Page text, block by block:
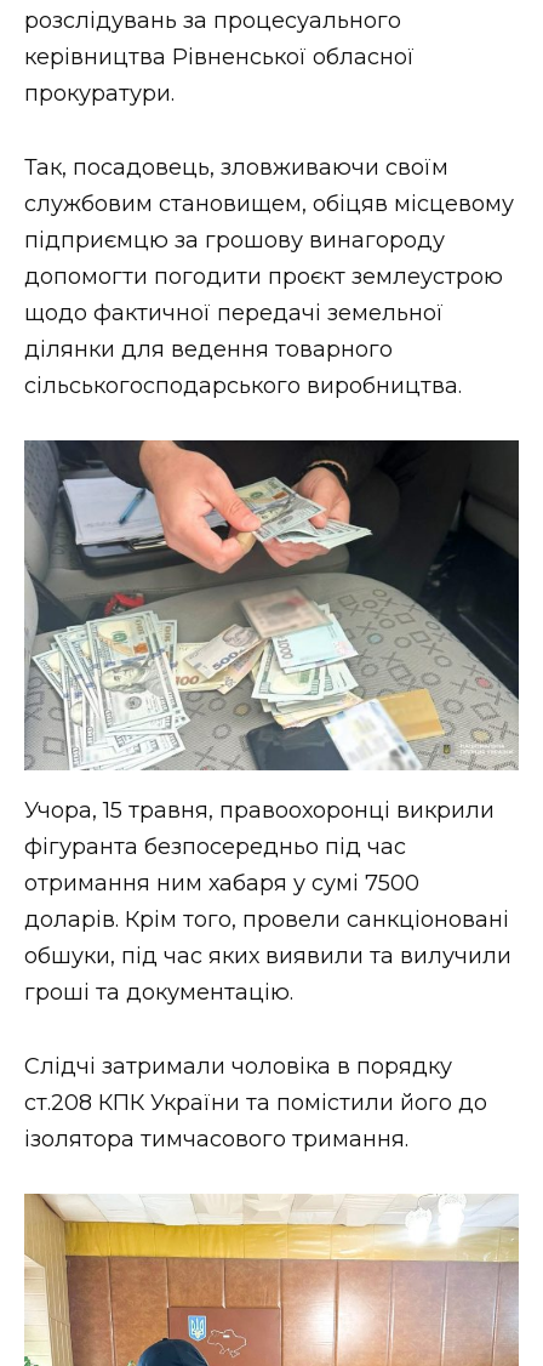
ЗАКАРПАТСЬКІ НОВИНИ
ФОТО
ВІДЕО
розслідувань за процесуального
керівництва Рівненської обласної
прокуратури.
Так, посадовець, зловживаючи своїм
службовим становищем, обіцяв місцевому
підприємцю за грошову винагороду
допомогти погодити проєкт землеустрою
щодо фактичної передачі земельної
ділянки для ведення товарного
сільськогосподарського виробництва.
Учора, 15 травня, правоохоронці викрили
фігуранта безпосередньо під час
отримання ним хабаря у сумі 7500
доларів. Крім того, провели санкціоновані
обшуки, під час яких виявили та вилучили
гроші та документацію.
Слідчі затримали чоловіка в порядку
ст.208 КПК України та помістили його до
ізолятора тимчасового тримання.